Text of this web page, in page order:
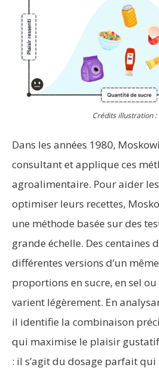
Crédits illustration :
Dans les années 1980,
consultant et applique ces
agroalimentaire. Pour aider
optimiser leurs recettes,
une méthode basée sur des
grande échelle. Des centaines
différentes versions d’un
proportions en sucre, en sel
varient légèrement. En
il identifie la combinaison
qui maximise le plaisir
: il s’agit du dosage parfait